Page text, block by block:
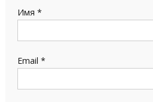
Имя *
Email *